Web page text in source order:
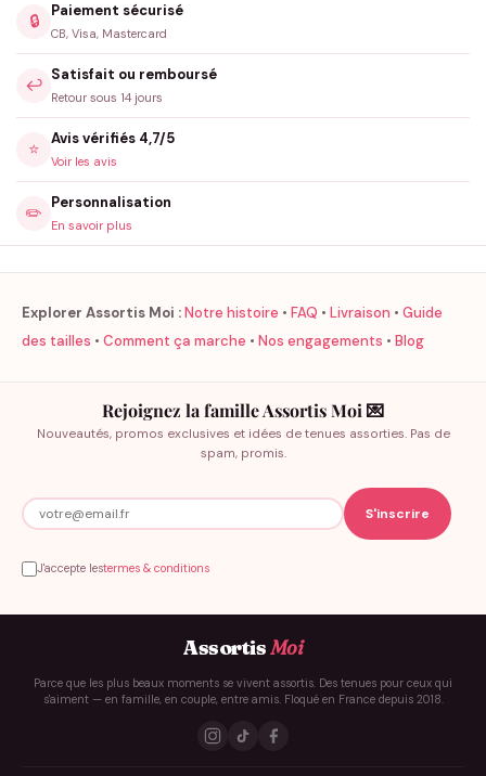
🔒
Paiement sécurisé
CB, Visa, Mastercard
↩️
Satisfait ou remboursé
Retour sous 14 jours
⭐
Avis vérifiés 4,7/5
Voir les avis
✏️
Personnalisation
En savoir plus
Explorer Assortis Moi :Notre histoire • FAQ • Livraison • Guide
des tailles • Comment ça marche • Nos engagements • Blog
Rejoignez la famille Assortis Moi 💌
Nouveautés, promos exclusives et idées de tenues assorties. Pas de
spam, promis.
J'accepte lestermes & conditions
AssortisMoi
Parce que les plus beaux moments se vivent assortis. Des tenues pour ceux qui
s'aiment — en famille, en couple, entre amis. Floqué en France depuis 2018.